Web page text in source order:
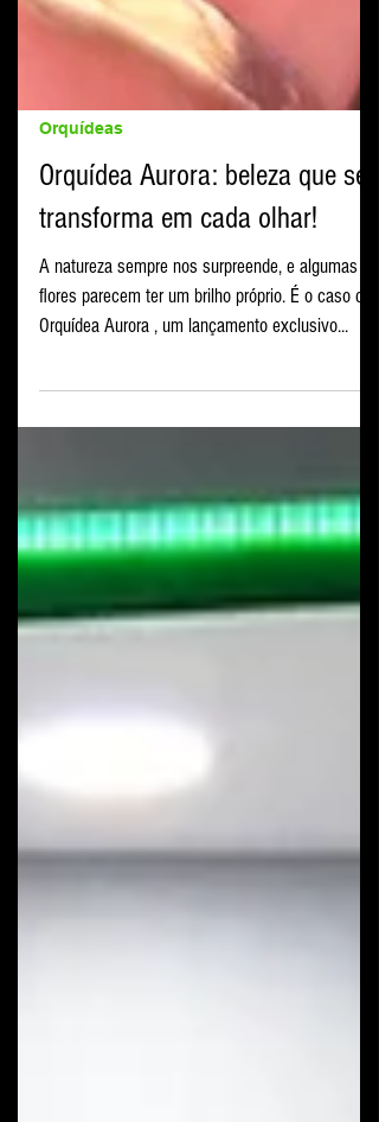
Orquídeas
Orquídea Aurora: beleza que se
transforma em cada olhar!
A natureza sempre nos surpreende, e algumas
Orquídea Aurora , um lançamento exclusivo...